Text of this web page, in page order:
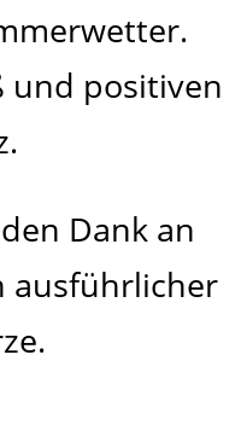
und positiven
Dank an
ausführlicher